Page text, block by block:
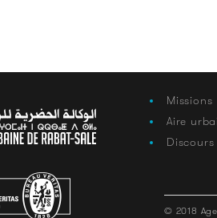
Missions
Aire
© 2018